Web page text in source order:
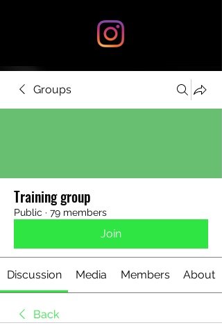
Groups
Training group
Public · 79 members
Join
Discussion Media Members About
Back